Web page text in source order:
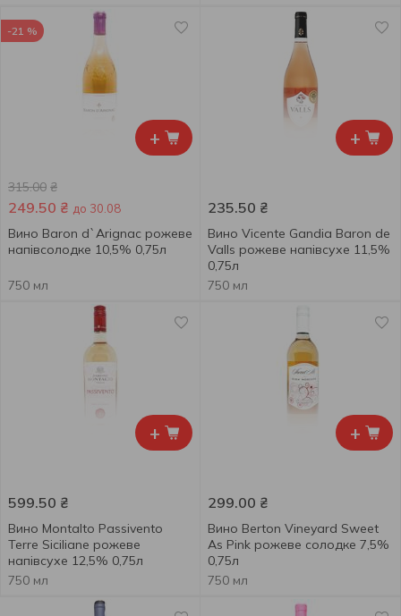
+
-21 %
315.00 ₴
249.50 ₴ до 30.08
Вино Baron d`Arignac рожеве
напівсолодке 10,5% 0,75л
750 мл
+
235.50 ₴
Вино Vicente Gandia Baron de
Valls рожеве напівсухе 11,5%
0,75л
750 мл
+
599.50 ₴
Вино Montalto Passivento
Terre Siciliane рожеве
напівсухе 12,5% 0,75л
750 мл
+
299.00 ₴
Вино Berton Vineyard Sweet
As Pink рожеве солодке 7,5%
0,75л
750 мл